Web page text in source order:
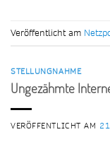
Veröffentlicht am
STELLUNGNAHME
Ungezähmte
VERÖFFENTLICHT AM